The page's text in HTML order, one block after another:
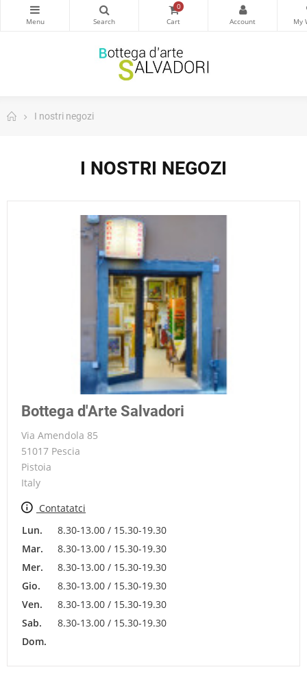
0
I nostri negozi
I NOSTRI NEGOZI
Bottega d'Arte Salvadori
Via Amendola 85
51017 Pescia
Pistoia
Italy
Contatatci
Lun.
8.30-13.00 / 15.30-19.30
Mar.
8.30-13.00 / 15.30-19.30
Mer.
8.30-13.00 / 15.30-19.30
Gio.
8.30-13.00 / 15.30-19.30
Ven.
8.30-13.00 / 15.30-19.30
Sab.
8.30-13.00 / 15.30-19.30
Dom.